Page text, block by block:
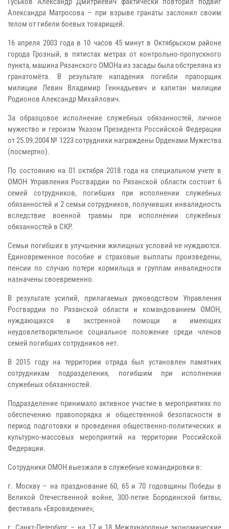
Александра Матросова – при взрыве гранаты заслонил своим
телом от гибели боевых товарищей.
16 апреля 2003 года в 10 часов 45 минут в Октябрьском районе
города Грозный, в пятистах метрах от контрольно-пропускного
пункта, машина Рязанского ОМОНа из засады была обстреляна из
гранатомёта. В результате нападения погибли прапорщик
милиции Левин Владимир Геннадьевич и капитан милиции
Родионов Александр Михайлович.
За образцовое исполнение служебных обязанностей, личное
мужество и героизм Указом Президента Российской Федерации
от 25.09.2004 № 1223 сотрудники награждены Орденами Мужества
(посмертно).
По состоянию на 01 октября 2018 года на специальном учете в
ОМОН Управления Росгвардии по Рязанской области состоит 6
семей сотрудников, погибших при исполнении служебных
обязанностей и 2 семьи сотрудников, получивших инвалидность
вследствие военной травмы при исполнении служебных
обязанностей в СКР.
Семьи погибших в улучшении жилищных условий не нуждаются.
Единовременное пособие и страховые выплаты произведены,
пенсии по случаю потери кормильца и группам инвалидности
назначены своевременно.
В результате усилий, прилагаемых руководством Управления
Росгвардии по Рязанской области и командованием ОМОН,
нуждающихся в экстренной помощи и имеющих
неудовлетворительное социальное положение среди членов
семей погибших сотрудников нет.
В 2015 году на территории отряда был установлен памятник
сотрудникам подразделения, погибшим при исполнении
служебных обязанностей.
Подразделение принимало активное участие в мероприятиях по
обеспечению правопорядка и общественной безопасности в
период подготовки и проведения общественно-политических и
культурно-массовых мероприятий на территории Российской
Федерации.
Сотрудники ОМОН выезжали в служебные командировки в:
г. Москву – на празднование 60, 65 и 70 годовщины Победы в
Великой Отечественной войне, 300-летие Бородинской битвы,
фестиваль «Евровидение»;